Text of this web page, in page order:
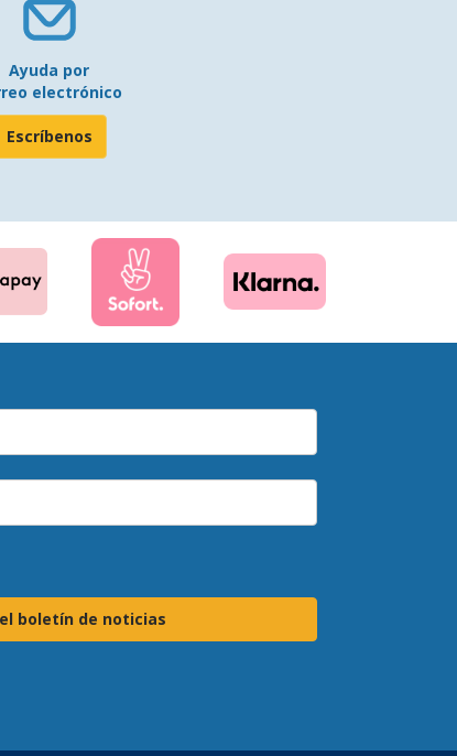
Ayuda por
electrónico
Escríbenos
boletín de noticias